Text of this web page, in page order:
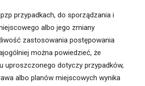
przypadkach, do sporządzania i
albo jego zmiany
zastosowania postępowania
można powiedzieć, że
uproszczonego dotyczy przypadków,
albo planów miejscowych wynika